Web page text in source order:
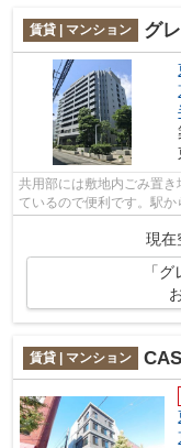
賃貸 | マンション グ
共用部には敷地内ごみ置
ているので便利です。駅
がですか。造りとデザイン
現在
「
賃貸 | マンション